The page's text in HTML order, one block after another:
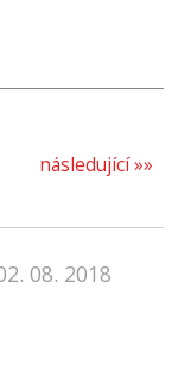
následující »»
08. 2018